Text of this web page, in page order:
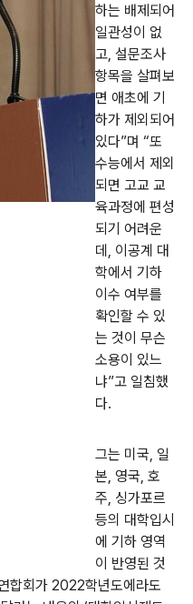
하는 배제되어
일관성이 없
고, 설문조사
항목을 살펴보
면 애초에 기
하가 제외되어
있다”며 “또
수능에서 제외
되면 고교 교
육과정에 편성
되기 어려운
데, 이공계 대
학에서 기하
이수 여부를
확인할 수 있
는 것이 무슨
소용이 있느
냐”고 일침했
다.
그는 미국, 일
본, 영국, 호
주, 싱가포르
등의 대학입시
에 기하 영역
이 반영된 것
합회가 2022학년도에라도